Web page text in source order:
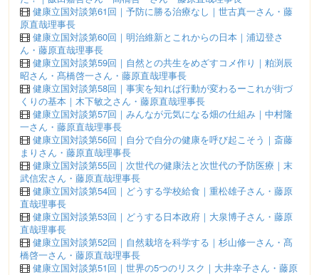
健康立国対談第61回｜予防に勝る治療なし｜世古真一さん・藤
原直哉理事長
健康立国対談第60回｜明治維新とこれからの日本｜浦辺登さ
ん・藤原直哉理事長
健康立国対談第59回｜自然との共生をめざすコメ作り｜粕渕辰
昭さん・髙橋啓一さん・藤原直哉理事長
健康立国対談第58回｜事実を知れば行動が変わるーこれが街づ
くりの基本｜木下敏之さん・藤原直哉理事長
健康立国対談第57回｜みんなが元気になる畑の仕組み｜中村隆
一さん・藤原直哉理事長
健康立国対談第56回｜自分で自分の健康を呼び起こそう｜斎藤
まりさん・藤原直哉理事長
健康立国対談第55回｜次世代の健康法と次世代の予防医療｜末
武信宏さん・藤原直哉理事長
健康立国対談第54回｜どうする学校給食｜重松雄子さん・藤原
直哉理事長
健康立国対談第53回｜どうする日本政府｜大泉博子さん・藤原
直哉理事長
健康立国対談第52回｜自然栽培を科学する｜杉山修一さん・髙
橋啓一さん・藤原直哉理事長
健康立国対談第51回｜世界の5つのリスク｜大井幸子さん・藤原